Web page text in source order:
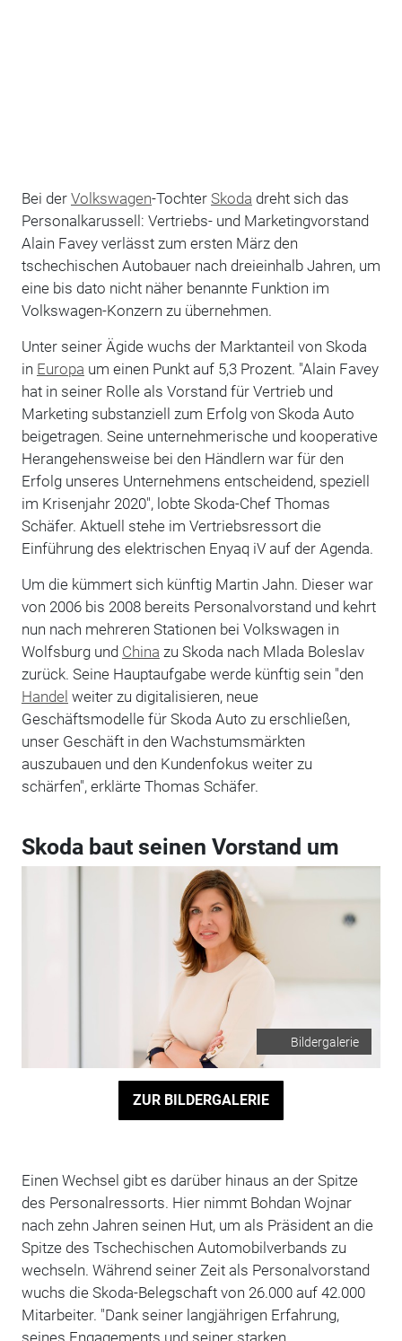
Bei der Volkswagen-Tochter Skoda dreht sich das
Personalkarussell: Vertriebs- und Marketingvorstand
Alain Favey verlässt zum ersten März den
tschechischen Autobauer nach dreieinhalb Jahren, um
eine bis dato nicht näher benannte Funktion im
Volkswagen-Konzern zu übernehmen.
Unter seiner Ägide wuchs der Marktanteil von Skoda
in Europa um einen Punkt auf 5,3 Prozent. "Alain Favey
hat in seiner Rolle als Vorstand für Vertrieb und
Marketing substanziell zum Erfolg von Skoda Auto
beigetragen. Seine unternehmerische und kooperative
Herangehensweise bei den Händlern war für den
Erfolg unseres Unternehmens entscheidend, speziell
im Krisenjahr 2020", lobte Skoda-Chef Thomas
Schäfer. Aktuell stehe im Vertriebsressort die
Einführung des elektrischen Enyaq iV auf der Agenda.
Um die kümmert sich künftig Martin Jahn. Dieser war
von 2006 bis 2008 bereits Personalvorstand und kehrt
nun nach mehreren Stationen bei Volkswagen in
Wolfsburg und China zu Skoda nach Mlada Boleslav
zurück. Seine Hauptaufgabe werde künftig sein "den
Handel weiter zu digitalisieren, neue
Geschäftsmodelle für Skoda Auto zu erschließen,
unser Geschäft in den Wachstumsmärkten
auszubauen und den Kundenfokus weiter zu
schärfen", erklärte Thomas Schäfer.
Skoda baut seinen Vorstand um
Bildergalerie
ZUR BILDERGALERIE
Einen Wechsel gibt es darüber hinaus an der Spitze
des Personalressorts. Hier nimmt Bohdan Wojnar
nach zehn Jahren seinen Hut, um als Präsident an die
Spitze des Tschechischen Automobilverbands zu
wechseln. Während seiner Zeit als Personalvorstand
wuchs die Skoda-Belegschaft von 26.000 auf 42.000
Mitarbeiter. "Dank seiner langjährigen Erfahrung,
seines Engagements und seiner starken